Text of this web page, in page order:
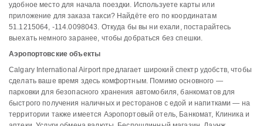
удобное место для начала поездки. Используете карты или
приложение для заказа такси? Найдёте его по координатам
51.1215064, -114.0098043. Откуда бы вы ни ехали, постарайтесь
выехать немного заранее, чтобы добраться без спешки.
Аэропортовские объекты
Calgary International Airport предлагает широкий спектр удобств, чтобы
сделать ваше время здесь комфортным. Помимо основного —
парковки для безопасного хранения автомобиля, банкоматов для
быстрого получения наличных и ресторанов с едой и напитками — на
территории также имеется Аэропортовый отель, Банкомат, Клиника и